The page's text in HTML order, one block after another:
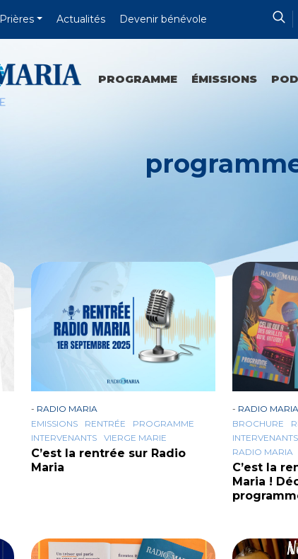
Prières Actualités Devenir bénévole
PROGRAMME ÉMISSIONS
- RADIO MARIA
EMISSIONS
RENTRÉE
PROGRAMME
INTERVENANTS
VIERGE MARIE
C’est la rentrée sur Radio
Maria
- RADIO MARIA
BROCHURE
INTERVENANTS
RADIO MARIA
C’est la
Maria !